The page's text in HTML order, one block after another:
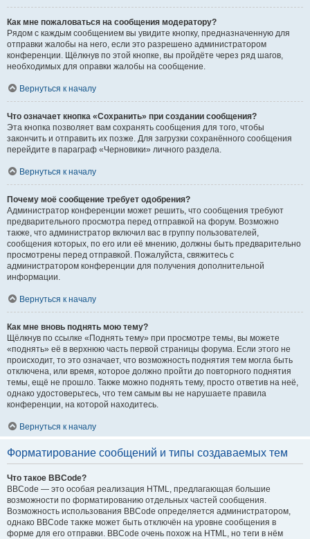
Как мне пожаловаться на сообщения модератору?
Рядом с каждым сообщением вы увидите кнопку, предназначенную для
отправки жалобы на него, если это разрешено администратором
конференции. Щёлкнув по этой кнопке, вы пройдёте через ряд шагов,
необходимых для оправки жалобы на сообщение.
Вернуться к началу
Что означает кнопка «Сохранить» при создании сообщения?
Эта кнопка позволяет вам сохранять сообщения для того, чтобы
закончить и отправить их позже. Для загрузки сохранённого сообщения
перейдите в параграф «Черновики» личного раздела.
Вернуться к началу
Почему моё сообщение требует одобрения?
Администратор конференции может решить, что сообщения требуют
предварительного просмотра перед отправкой на форум. Возможно
также, что администратор включил вас в группу пользователей,
сообщения которых, по его или её мнению, должны быть предварительно
просмотрены перед отправкой. Пожалуйста, свяжитесь с
администратором конференции для получения дополнительной
информации.
Вернуться к началу
Как мне вновь поднять мою тему?
Щёлкнув по ссылке «Поднять тему» при просмотре темы, вы можете
«поднять» её в верхнюю часть первой страницы форума. Если этого не
происходит, то это означает, что возможность поднятия тем могла быть
отключена, или время, которое должно пройти до повторного поднятия
темы, ещё не прошло. Также можно поднять тему, просто ответив на неё,
однако удостоверьтесь, что тем самым вы не нарушаете правила
конференции, на которой находитесь.
Вернуться к началу
Форматирование сообщений и типы создаваемых тем
Что такое BBCode?
BBCode — это особая реализация HTML, предлагающая большие
возможности по форматированию отдельных частей сообщения.
Возможность использования BBCode определяется администратором,
однако BBCode также может быть отключён на уровне сообщения в
форме для его отправки. BBCode очень похож на HTML, но теги в нём